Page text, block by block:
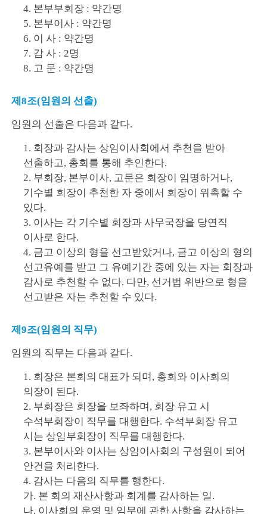
4. 본부부회장 : 약간명
5. 본부이사 : 약간명
6. 이 사 : 약간명
7. 감 사 : 2명
8. 고 문 : 약간명
제8조(임원의 선출)
임원의 선출은 다음과 같다.
1. 회장과 감사는 상임이사회에서 추천을 받아
선출하고, 총회를 통해 추인한다.
2. 부회장, 본부이사, 고문은 회장이 임명하거나,
기수별 회장이 추천한 자 중에서 회장이 위촉할 수
있다.
3. 이사는 각 기수별 회장과 사무국장을 당연직
이사로 한다.
4. 금고 이상의 형을 선고받았거나, 금고 이상의 형의
선고유예를 받고 그 유예기간 중에 있는 자는 회장과
감사로 추천할 수 없다. 다만, 선거법 위반으로 형을
선고받은 자는 추천할 수 있다.
제9조(임원의 직무)
임원의 직무는 다음과 같다.
1. 회장은 본회의 대표가 되며, 총회와 이사회의
의장이 된다.
2. 부회장은 회장을 보좌하며, 회장 유고 시
수석부회장이 직무를 대행한다. 수석부회장 유고
시는 상임부회장이 직무를 대행한다.
3. 본부이사와 이사는 상임이사회의 구성원이 되어
안건을 처리한다.
4. 감사는 다음의 직무를 행한다.
가. 본 회의 재산사항과 회계를 감사하는 일.
나. 이사회의 운영 및 임무에 관한 사항을 감사하는